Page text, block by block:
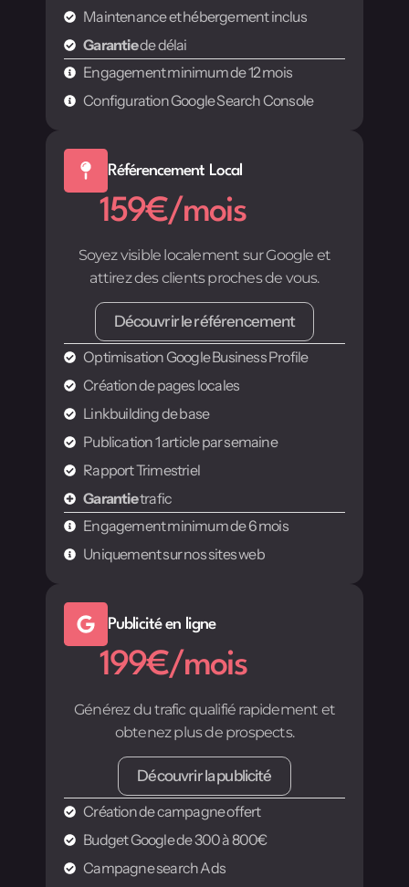
Maintenance et hébergement inclus
Garantiede délai
Engagement minimum de 12 mois
Configuration Google Search Console
Référencement Local
159€/mois
Soyez visible localement sur Google et
attirez des clients proches de vous.
Découvrir le référencement
Optimisation Google Business Profile
Création de pages locales
Linkbuilding de base
Publication 1 article par semaine
Rapport Trimestriel
Garantietrafic
Engagement minimum de 6 mois
Uniquement sur nos sites web
Publicité en ligne
199€/mois
Générez du trafic qualifié rapidement et
obtenez plus de prospects.
Découvrir la publicité
Création de campagne offert
Budget Google de 300 à 800€
Campagne search Ads